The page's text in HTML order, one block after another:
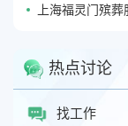
上海福灵门殡
热点讨论
找工作